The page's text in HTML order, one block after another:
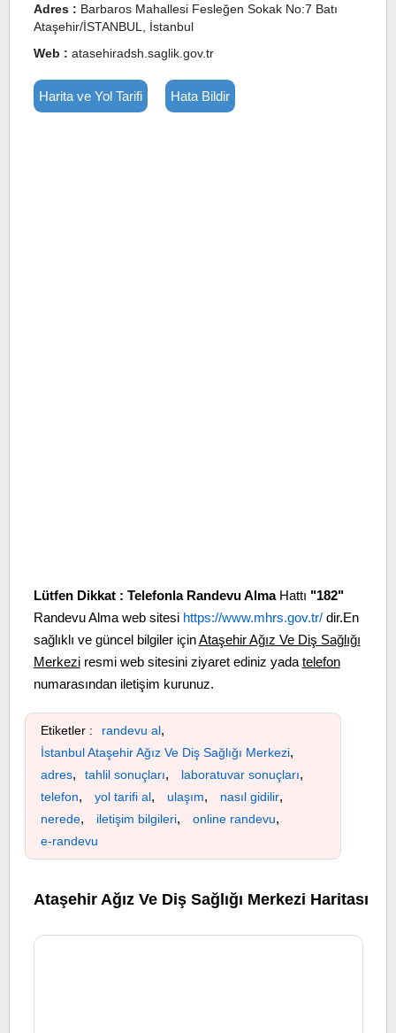
Adres : Barbaros Mahallesi Fesleğen Sokak No:7 Batı
Ataşehir/İSTANBUL, İstanbul
Web : atasehiradsh.saglik.gov.tr
Harita ve Yol Tarifi Hata Bildir
Lütfen Dikkat : Telefonla Randevu AlmaHattı "182"
Randevu Alma web sitesi https://www.mhrs.gov.tr/dir.En
sağlıklı ve güncel bilgiler içinAtaşehir Ağız Ve Diş Sağlığı
Merkeziresmi web sitesini ziyaret ediniz yada telefon
numarasından iletişim kurunuz.
Etiketler : randevu al,
İstanbul Ataşehir Ağız Ve Diş Sağlığı Merkezi,
adres, tahlil sonuçları, laboratuvar sonuçları,
telefon, yol tarifi al, ulaşım, nasıl gidilir,
nerede, iletişim bilgileri, online randevu,
e-randevu
Ataşehir Ağız Ve Diş Sağlığı Merkezi Haritası